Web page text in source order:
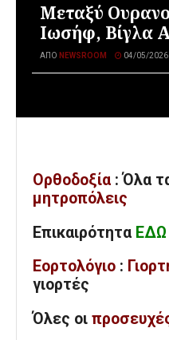
Μεταξύ
Ιωσήφ, Βίγλα
ΑΠΌ NEWSROOM 04/05/2026
Ορθοδοξία : Όλα
μητροπόλεις
Επικαιρότητα ΕΔΩ
Εορτολόγιο :
γιορτές
Όλες οι